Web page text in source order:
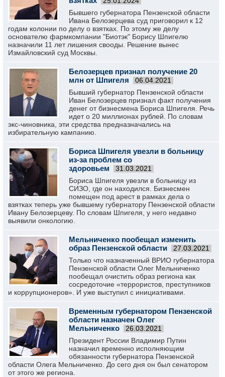
Бывшего губернатора Пензенской области
Ивана Белозерцева суд приговорил к 12
годам колонии по делу о взятках. По этому же делу
основателю фармкомпании "Биотэк" Борису Шпигелю
назначили 11 лет лишения свооды. Решение вынес
Измайловский суд Москвы.
Белозерцев признал получение 20
млн от Шпигеля
06.04.2021
Бывший губернатор Пензенской области
Иван Белозерцев признал факт получения
денег от бизнесмена Бориса Шпигеля. Речь
идет о 20 миллионах рублей. По словам
экс-чиновника, эти средства предназначались на
избирательную кампанию.
Бориса Шпигеля увезли в больницу
из-за проблем со
здоровьем
31.03.2021
Бориса Шпигеля увезли в больницу из
СИЗО, где он находился. Бизнесмен
помещен под арест в рамках дела о
взятках теперь уже бывшему губернатору Пензенской области
Ивану Белозерцеву. По словам Шпигеля, у него недавно
выявили онкологию.
Мельниченко пообещал изменить
образ Пензенской области
27.03.2021
Только что назначенный ВРИО губернатора
Пензенской области Олег Мельниченко
пообещал очистить образ региона как
сосредоточие «террористов, преступников
и коррупционеров». И уже выступил с инициативами.
Временным губернатором Пензенской
области назначен Олег
Мельниченко
26.03.2021
Президент России Владимир Путин
назначил временно исполняющим
обязанности губернатора Пензенской
области Олега Мельниченко. До сего дня он был сенатором
от этого же региона.